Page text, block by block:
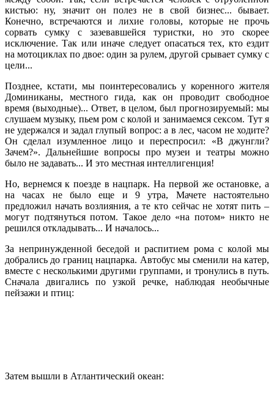
кистью: ну, значит он полез не в свой бизнес... бывает.
Конечно, встречаются и лихие головы, которые не прочь
сорвать сумку с зазевавшейся туристки, но это скорее
исключение. Так или иначе следует опасаться тех, кто ездит
на мотоциклах по двое: один за рулем, другой срывает сумку с
цели...
Позднее, кстати, мы поинтересовались у коренного жителя
Доминиканы, местного гида, как он проводит свободное
время (выходные)... Ответ, в целом, был прогнозируемый: мы
слушаем музыку, пьем ром с колой и занимаемся сексом. Тут я
не удержался и задал глупый вопрос: а в лес, часом не ходите?
Он сделал изумленное лицо и переспросил: «В джунгли?
Зачем?». Дальнейшие вопросы про музеи и театры можно
было не задавать... И это местная интеллигенция!
Но, вернемся к поезде в нацпарк. На первой же остановке, а
на часах не было еще и 9 утра, Мачете настоятельно
предложил начать возлияния, а те кто сейчас не хотят пить –
могут подтянуться потом. Такое дело «на потом» никто не
решился откладывать... И началось...
За непринужденной беседой и распитием рома с колой мы
добрались до границ нацпарка. Автобус мы сменили на катер,
вместе с несколькими другими группами, и тронулись в путь.
Сначала двигались по узкой речке, наблюдая необычные
пейзажи и птиц:
Затем вышли в Атлантический океан: